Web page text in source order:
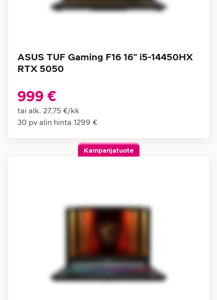
ASUS TUF Gaming F16 16" i5-14450HX
RTX 5050
999 €
tai alk. 27,75 €/kk
30 pv alin hinta 1299 €
Kampanjatuote